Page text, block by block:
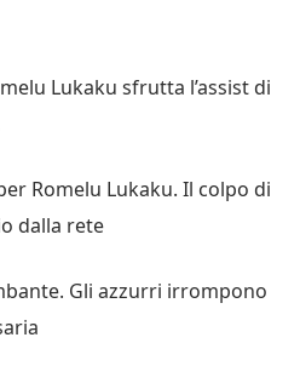
Lukaku sfrutta l’assist di
Romelu Lukaku. Il colpo di
dalla rete
Gli azzurri irrompono